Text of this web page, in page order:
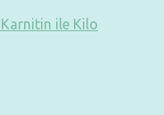
Karnitin ile Kilo